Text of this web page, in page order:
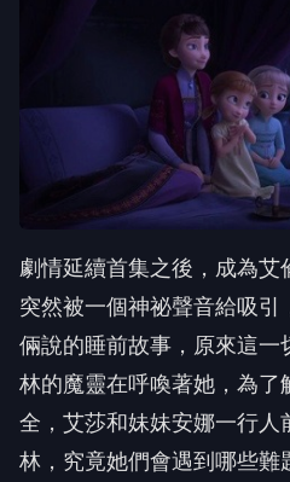
劇情延續首集之後，成為
突然被一個神祕聲音給吸
倆說的睡前故事，原來這一
林的魔靈在呼喚著她，為了
全，艾莎和妹妹安娜一行人
林，究竟她們會遇到哪些難